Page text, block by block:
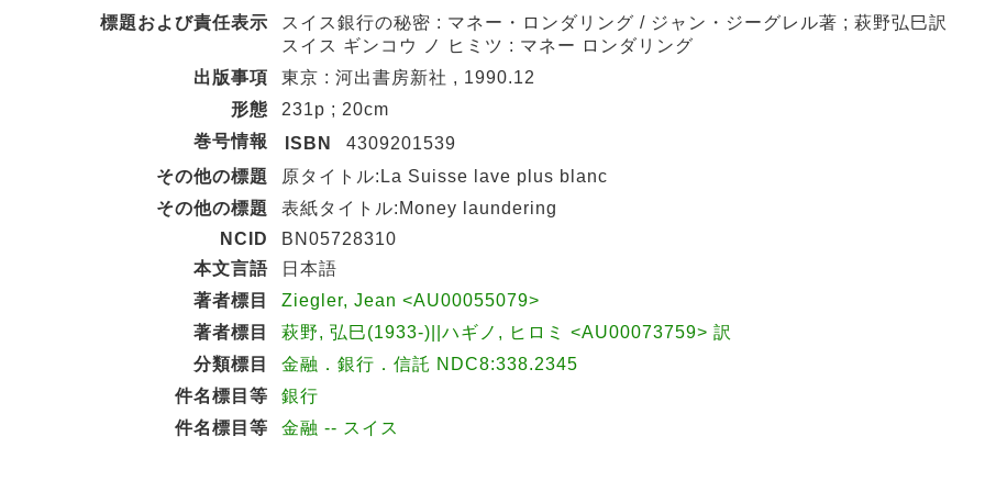
標題および責任表示
スイス銀行の秘密 : マネー・ロンダリング / ジャン・ジーグレル著 ; 萩野弘巳訳
スイス ギンコウ ノ ヒミツ : マネー ロンダリング
出版事項
東京 : 河出書房新社 , 1990.12
形態
231p ; 20cm
巻号情報
ISBN
4309201539
その他の標題
原タイトル:La Suisse lave plus blanc
その他の標題
表紙タイトル:Money laundering
NCID
BN05728310
本文言語
日本語
著者標目
Ziegler, Jean <AU00055079>
著者標目
萩野, 弘巳(1933-)||ハギノ, ヒロミ <AU00073759> 訳
分類標目
金融．銀行．信託 NDC8:338.2345
件名標目等
銀行
件名標目等
金融 -- スイス